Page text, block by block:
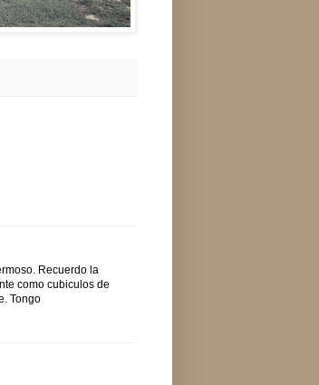
Recuerdo la
como cubiculos de
Tongo